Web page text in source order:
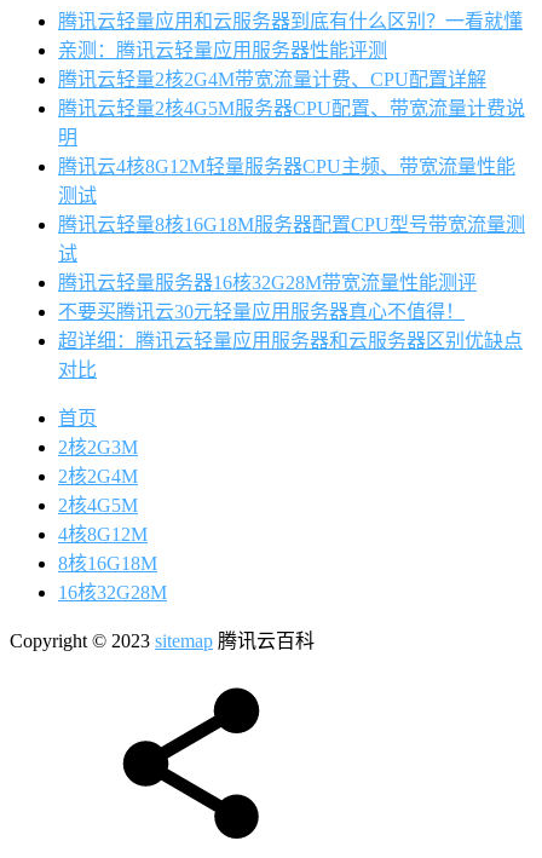
腾讯云轻量应用和云服务器到底有什么区别？一看就懂
亲测：腾讯云轻量应用服务器性能评测
腾讯云轻量2核2G4M带宽流量计费、CPU配置详解
腾讯云轻量2核4G5M服务器CPU配置、带宽流量计费说
明
腾讯云4核8G12M轻量服务器CPU主频、带宽流量性能
测试
腾讯云轻量8核16G18M服务器配置CPU型号带宽流量测
试
腾讯云轻量服务器16核32G28M带宽流量性能测评
不要买腾讯云30元轻量应用服务器真心不值得！
超详细：腾讯云轻量应用服务器和云服务器区别优缺点
对比
首页
2核2G3M
2核2G4M
2核4G5M
4核8G12M
8核16G18M
16核32G28M
Copyright © 2023 sitemap 腾讯云百科